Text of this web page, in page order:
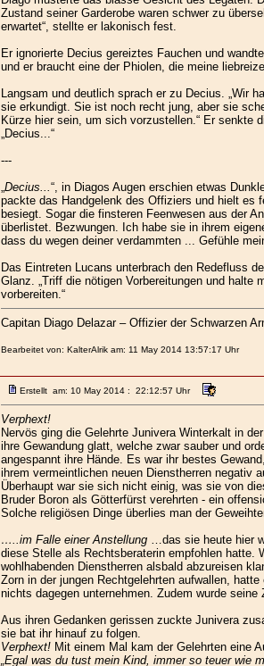
Zustand seiner Garderobe waren schwer zu
erwartet“, stellte er lakonisch fest.
Er ignorierte Decius gereiztes Fauchen und
und er braucht eine der Phiolen, die meine
Langsam und deutlich sprach er zu Decius. „Wir
sie erkundigt. Sie ist noch recht jung, aber sie
Kürze hier sein, um sich vorzustellen.“ Er senkte
„Decius...“
---
„Decius...“, in Diagos Augen erschien etwas
packte das Handgelenk des Offiziers und hielt
besiegt. Sogar die finsteren Feenwesen aus der
überlistet. Bezwungen. Ich habe sie in ihrem
dass du wegen deiner verdammten ... Gefühle
Das Eintreten Lucans unterbrach den Redefluss
Glanz. „Triff die nötigen Vorbereitungen und
vorbereiten.“
Capitan Diago Delazar – Offizier der Schwarzen
Bearbeitet von: KalterAlrik am: 11 May 2014 13:57:17 Uhr
Erstellt am: 10 May 2014 : 22:12:57 Uhr
Verphext!
Nervös ging die Gelehrte Junivera Winterkalt in
ihre Gewandung glatt, welche zwar sauber und
angespannt ihre Hände. Es war ihr bestes
ihrem vermeintlichen neuen Dienstherren negativ
Überhaupt war sie sich nicht einig, was sie von
Bruder Boron als Götterfürst verehrten - ein
Solche religiösen Dinge überlies man der
…..im Falle einer Anstellung…das sie heute hier
diese Stelle als Rechtsberaterin empfohlen hatte.
wohlhabenden Dienstherren alsbald abzureisen
Zorn in der jungen Rechtgelehrten aufwallen,
nichts dagegen unternehmen. Zudem wurde
Aus ihren Gedanken gerissen zuckte Junivera
sie bat ihr hinauf zu folgen.
Verphext!Mit einem Mal kam der Gelehrten eine
„Egal was du tust mein Kind, immer so teuer wie